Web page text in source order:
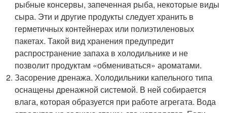
рыбные консервы, запеченная рыба, некоторые виды
сыра. Эти и другие продукты следует хранить в
герметичных контейнерах или полиэтиленовых
пакетах. Такой вид хранения предупредит
распространение запаха в холодильнике и не
позволит продуктам «обмениваться» ароматами.
Засорение дренажа. Холодильники капельного типа
оснащены дренажной системой. В ней собирается
влага, которая образуется при работе агрегата. Вода